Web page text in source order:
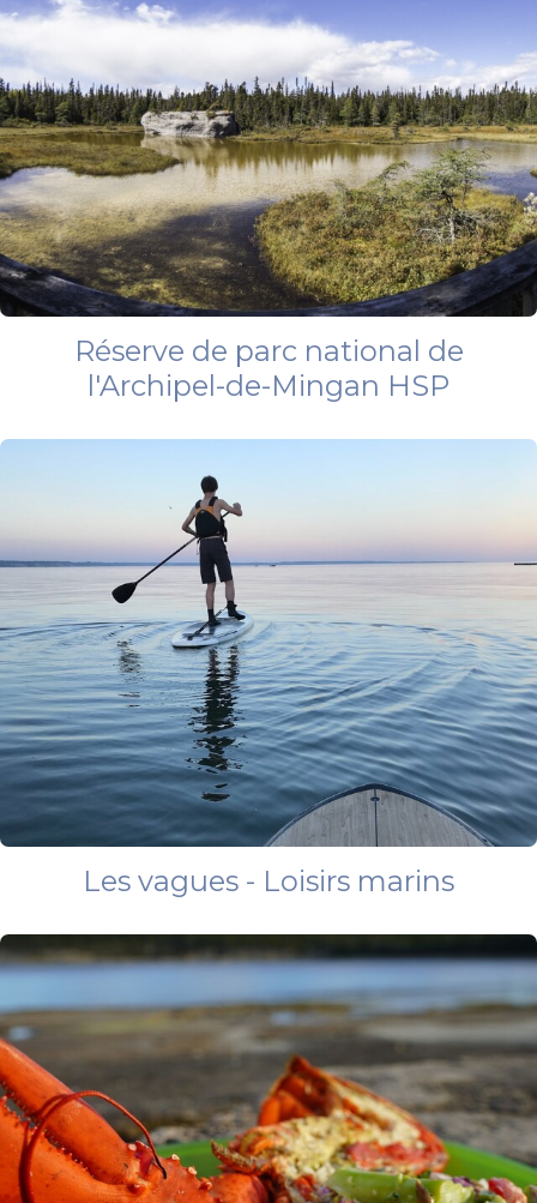
Réserve de parc national de
l'Archipel-de-Mingan HSP
Les vagues - Loisirs marins